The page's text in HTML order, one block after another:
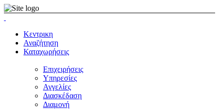
Κεντρικη
Αναζήτηση
Καταχωρήσεις
Επιχειρήσεις
Υπηρεσίες
Αγγελίες
Διασκέδαση
Διαμονή